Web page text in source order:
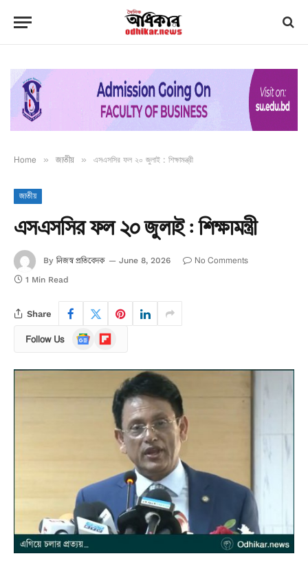
Home » জাতীয় » এসএসসির ফল ২০ জুলাই : শিক্ষামন্ত্রী
জাতীয়
এসএসসির ফল ২০ জুলাই : শিক্ষামন্ত্রী
By নিজস্ব প্রতিবেদক June 8, 2026 No Comments
1 Min Read
Share
Follow Us
Google
News
Flipboard